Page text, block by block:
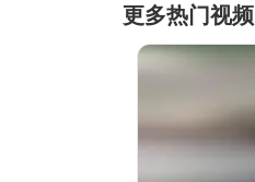
更多热门视频